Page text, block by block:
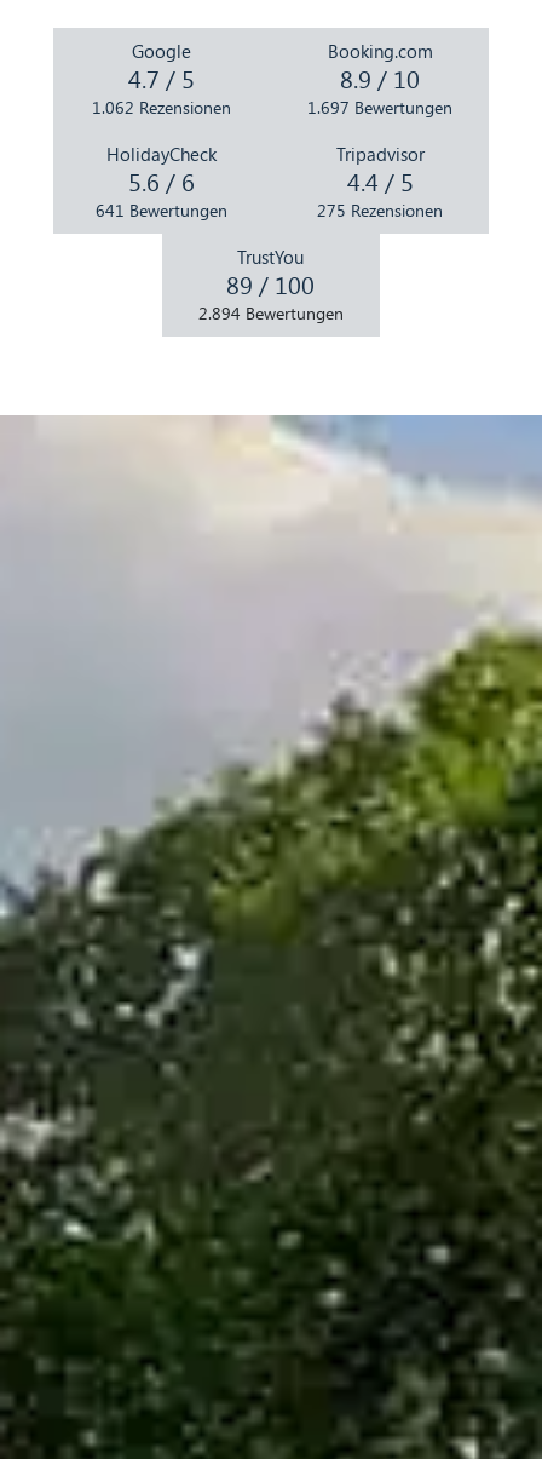
Google
4.7 / 5
1.062 Rezensionen
Booking.com
8.9 / 10
1.697 Bewertungen
HolidayCheck
5.6 / 6
641 Bewertungen
Tripadvisor
4.4 / 5
275 Rezensionen
TrustYou
89 / 100
2.894 Bewertungen